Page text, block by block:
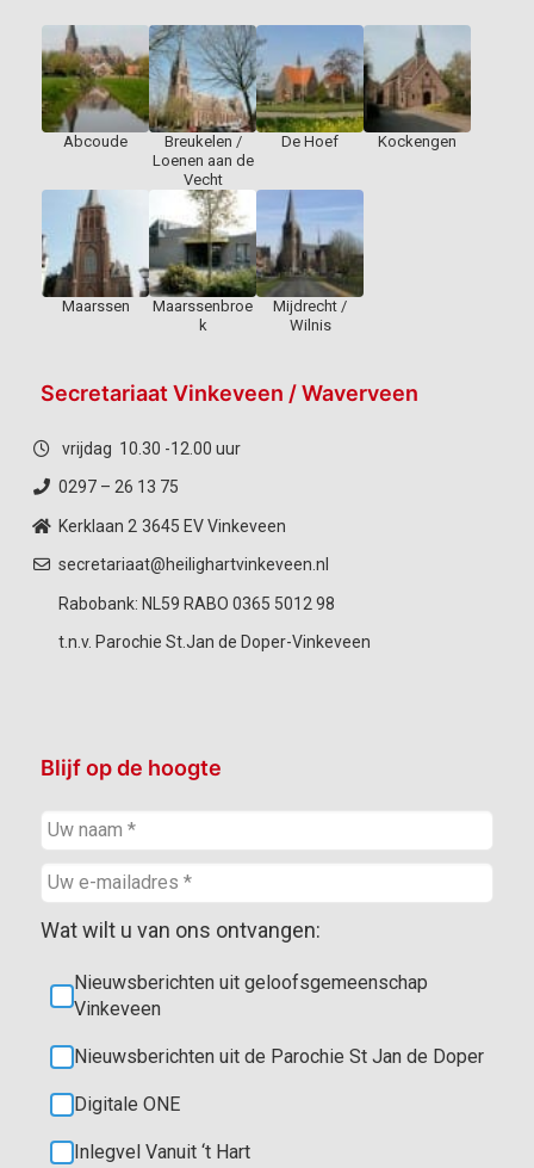
Abcoude
Breukelen /
Loenen aan de
Vecht
De Hoef Kockengen
Maarssen
Maarssenbroe
k
Mijdrecht /
Wilnis
Secretariaat Vinkeveen / Waverveen
vrijdag 10.30 -12.00 uur
0297 – 26 13 75
Kerklaan 2 3645 EV Vinkeveen
secretariaat@heilighartvinkeveen.nl
Rabobank: NL59 RABO 0365 5012 98
t.n.v. Parochie St.Jan de Doper-Vinkeveen
Blijf op de hoogte
Wat wilt u van ons ontvangen:
Nieuwsberichten uit geloofsgemeenschap
Vinkeveen
Nieuwsberichten uit de Parochie St Jan de Doper
Digitale ONE
Inlegvel Vanuit ‘t Hart